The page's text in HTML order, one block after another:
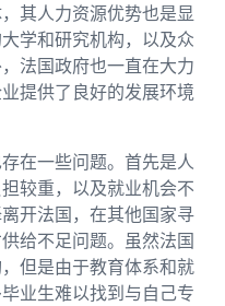
其人力资源优势也是显
学和研究机构，以及众
法国政府也一直在大力
提供了良好的发展环境
在一些问题。首先是人
较重，以及就业机会不
开法国，在其他国家寻
给不足问题。虽然法国
但是由于教育体系和就
业生难以找到与自己专